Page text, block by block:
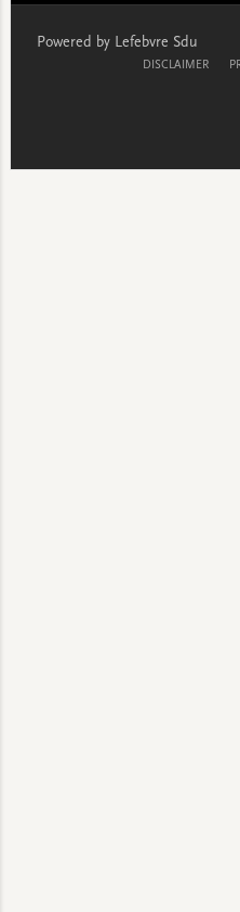
Powered by Lefebvre Sdu
DISCLAIMER